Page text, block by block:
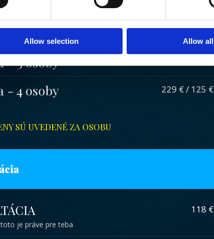
Allow selection Allow all
- 2 osoby
- 3 osoby
- 4 osoby 229 € / 125 €
SÚ UVEDENÉ ZA OSOBU
je práve pre teba
118 €